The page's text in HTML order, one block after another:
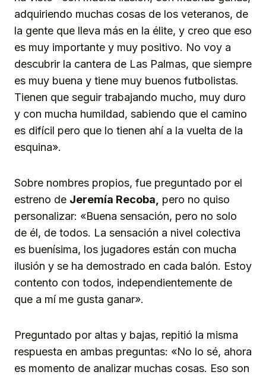
adquiriendo muchas cosas de los veteranos, de
la gente que lleva más en la élite, y creo que eso
es muy importante y muy positivo. No voy a
descubrir la cantera de Las Palmas, que siempre
es muy buena y tiene muy buenos futbolistas.
Tienen que seguir trabajando mucho, muy duro
y con mucha humildad, sabiendo que el camino
es difícil pero que lo tienen ahí a la vuelta de la
esquina».
Sobre nombres propios, fue preguntado por el
estreno de Jeremía Recoba,
pero no quiso
personalizar: «Buena sensación, pero no solo
de él, de todos. La sensación a nivel colectiva
es buenísima, los jugadores están con mucha
ilusión y se ha demostrado en cada balón. Estoy
contento con todos, independientemente de
que a mí me gusta ganar».
Preguntado por altas y bajas, repitió la misma
respuesta en ambas preguntas: «No lo sé, ahora
es momento de analizar muchas cosas. Eso son